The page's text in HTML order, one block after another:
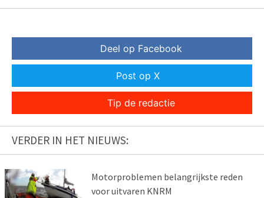
Deel op Facebook
Post op X
Tip de redactie
VERDER IN HET NIEUWS:
Motorproblemen belangrijkste reden
voor uitvaren KNRM